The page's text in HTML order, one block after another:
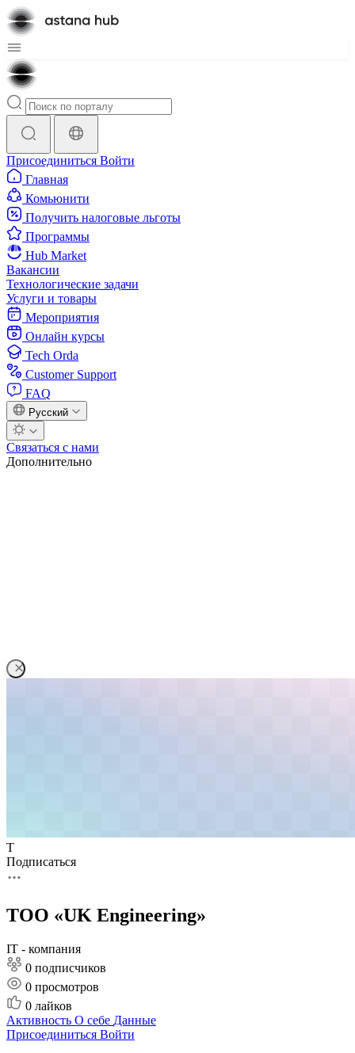
Присоединиться Войти
Главная
Комьюнити
Получить налоговые льготы
Программы
Hub Market
Вакансии
Технологические задачи
Услуги и товары
Мероприятия
Онлайн курсы
Tech Orda
Customer Support
FAQ
Русский
Связаться с нами
Дополнительно
Т
Подписаться
ТОО «UK Engineering»
IT - компания
0 подписчиков
0 просмотров
0 лайков
Активность О себе Данные
Присоединиться Войти